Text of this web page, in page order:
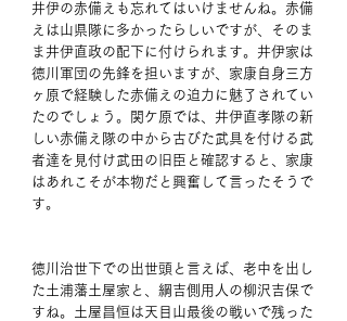
井伊の赤備えも忘れてはいけませんね。赤備
えは山県隊に多かったらしいですが、そのま
ま井伊直政の配下に付けられます。井伊家は
徳川軍団の先鋒を担いますが、家康自身三方
ヶ原で経験した赤備えの迫力に魅了されてい
たのでしょう。関ケ原では、井伊直孝隊の新
しい赤備え隊の中から古びた武具を付ける武
者達を見付け武田の旧臣と確認すると、家康
はあれこそが本物だと興奮して言ったそうで
す。
徳川治世下での出世頭と言えば、老中を出し
た土浦藩土屋家と、綱吉側用人の柳沢吉保で
すね。土屋昌恒は天目山最後の戦いで残った